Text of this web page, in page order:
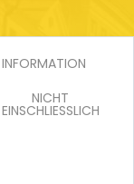
INFORMATION
NICHT
EINSCHLIESSLICH